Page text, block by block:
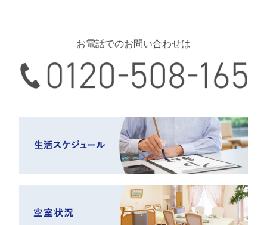
お電話でのお問い合わせは
0120-508-165